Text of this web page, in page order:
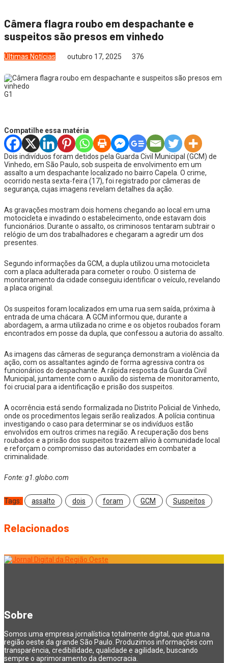
Câmera flagra roubo em despachante e
suspeitos são presos em vinhedo
Últimas Notícias outubro 17, 2025 376
G1
Compatilhe essa matéria
Dois indivíduos foram detidos pela Guarda Civil Municipal (GCM) de
Vinhedo, em São Paulo, sob suspeita de envolvimento em um
assalto a um despachante localizado no bairro Capela. O crime,
ocorrido nesta sexta-feira (17), foi registrado por câmeras de
segurança, cujas imagens revelam detalhes da ação.
As gravações mostram dois homens chegando ao local em uma
motocicleta e invadindo o estabelecimento, onde estavam dois
funcionários. Durante o assalto, os criminosos tentaram subtrair o
relógio de um dos trabalhadores e chegaram a agredir um dos
presentes.
Segundo informações da GCM, a dupla utilizou uma motocicleta
com a placa adulterada para cometer o roubo. O sistema de
monitoramento da cidade conseguiu identificar o veículo, revelando
a placa original.
Os suspeitos foram localizados em uma rua sem saída, próxima à
entrada de uma chácara. A GCM informou que, durante a
abordagem, a arma utilizada no crime e os objetos roubados foram
encontrados em posse da dupla, que confessou a autoria do assalto.
As imagens das câmeras de segurança demonstram a violência da
ação, com os assaltantes agindo de forma agressiva contra os
funcionários do despachante. A rápida resposta da Guarda Civil
Municipal, juntamente com o auxílio do sistema de monitoramento,
foi crucial para a identificação e prisão dos suspeitos.
A ocorrência está sendo formalizada no Distrito Policial de Vinhedo,
onde os procedimentos legais serão realizados. A polícia continua
investigando o caso para determinar se os indivíduos estão
envolvidos em outros crimes na região. A recuperação dos bens
roubados e a prisão dos suspeitos trazem alívio à comunidade local
e reforçam o compromisso das autoridades em combater a
criminalidade.
Fonte: g1.globo.com
Tags: assalto dois foram GCM Suspeitos
Relacionados
Sobre
Somos uma empresa jornalística totalmente digital, que atua na
região oeste da grande São Paulo. Produzimos informações com
transparência, credibilidade, qualidade e agilidade, buscando
sempre o aprimoramento da democracia.